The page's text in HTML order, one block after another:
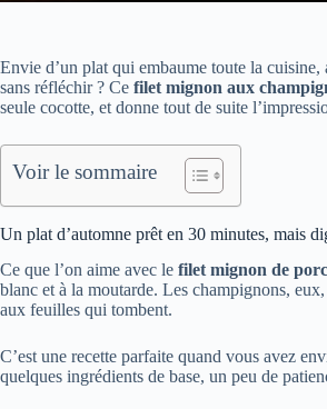
Envie d’un plat qui embaume toute la
sans réfléchir ? Ce filet mignon aux
seule cocotte, et donne tout de suite
Voir le sommaire
Un plat d’automne prêt en 30 minutes, mais
Ce que l’on aime avec le filet mignon de porc
blanc et à la moutarde. Les champignons,
aux feuilles qui tombent.
C’est une recette parfaite quand vous avez
quelques ingrédients de base, un peu de